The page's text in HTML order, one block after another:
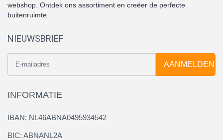
webshop. Ontdek ons assortiment en creëer de perfecte
buitenruimte.
NIEUWSBRIEF
AANMELDEN
INFORMATIE
IBAN: NL46ABNA0495934542
BIC: ABNANL2A